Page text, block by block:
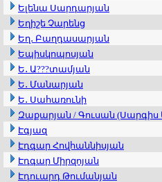
Ելենա Սարդարյան
Եղիշե Չարենց
Եղ․ Բաղդասարյան
Եպիսկոպոսյան
Ե․ Ա???տամյան
Ե․ Մանարյան
Ե․ Սահառունի
Զաքարյան / Գուսան
Էգյազ
Էդգար Հովհաննիսյան
Էդգար Միրզոյան
Էդուարդ Թումանյան